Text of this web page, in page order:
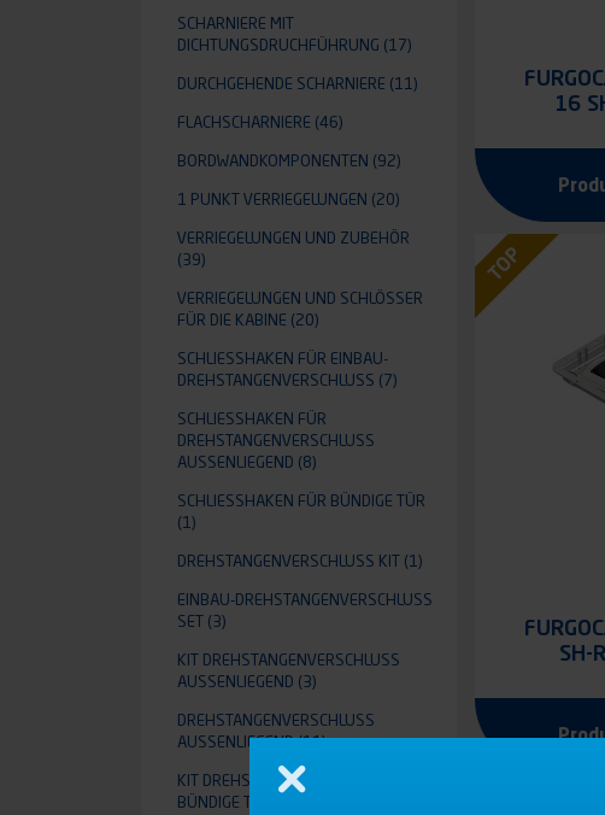
16
TOP
SH-
SCHARNIERE MIT
DICHTUNGSDRUCHFÜHRUNG (17)
DURCHGEHENDE SCHARNIERE (11)
FLACHSCHARNIERE (46)
BORDWANDKOMPONENTEN (92)
1 PUNKT VERRIEGELUNGEN (20)
VERRIEGELUNGEN UND ZUBEHÖR
(39)
VERRIEGELUNGEN UND SCHLÖSSER
FÜR DIE KABINE (20)
SCHLIESSHAKEN FÜR EINBAU-D
REHSTANGENVERSCHLUSS
(7)
SCHLIESSHAKEN FÜR D
REHSTANGENVERSCHLUSS A
USSENLIEGEND
(8)
SCHLIESSHAKEN FÜR BÜNDIGE TÜR
(1)
DREHSTANGENVERSCHLUSS KIT
(1)
EINBAU-DREHSTANGENVERSCHLUSS
SET (3)
KIT DREHSTANGENVERSCHLUSS A
USSENLIEGEND
(3)
DREHSTANGENVERSCHLUSS
AUSSENLIEGEND(11)
KIT DREHSTANGENVERSCHLUSS FÜR
BÜNDIGE TÜR